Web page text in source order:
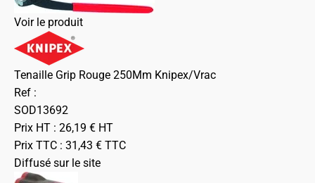
Voir le produit
Tenaille Grip Rouge 250Mm Knipex/Vrac
Ref :
SOD13692
Prix HT : 26,19 € HT
Prix TTC : 31,43 € TTC
Diffusé sur le site